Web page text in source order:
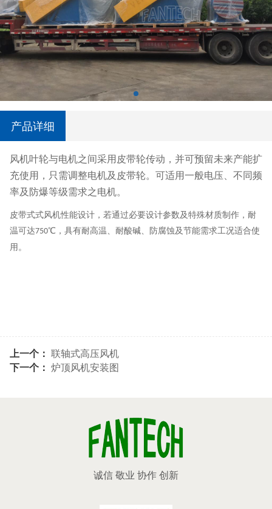
产品详细
风机叶轮与电机之间采用皮带轮传动，并可预留未来产能扩
充使用，只需调整电机及皮带轮。可适用一般电压、不同频
率及防爆等级需求之电机。
皮带式式风机性能设计，若通过必要设计参数及特殊材质制作，耐
温可达750℃， 具有耐高温、耐酸碱、防腐蚀及节能需求工况适合使
用。
上一个： 联轴式高压风机
下一个： 炉顶风机安装图
诚信 敬业 协作 创新